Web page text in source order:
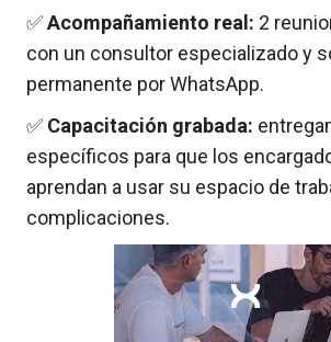
✅Acompañamiento real: 2
con un consultor especializado y
permanente por WhatsApp.
✅ Capacitación grabada:
específicos para que los
aprendan a usar su espacio de
complicaciones.